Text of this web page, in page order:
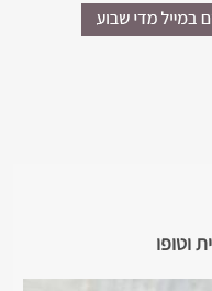
וטופו